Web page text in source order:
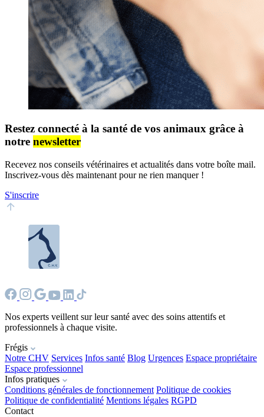
Restez connecté à la santé de vos animaux grâce à
notre newsletter
Recevez nos conseils vétérinaires et actualités dans votre boîte mail.
Inscrivez-vous dès maintenant pour ne rien manquer !
S'inscrire
Nos experts veillent sur leur santé avec des soins attentifs et
professionnels à chaque visite.
Frégis
Notre CHV Services Infos santé Blog Urgences Espace propriétaire
Espace professionnel
Infos pratiques
Conditions générales de fonctionnement Politique de cookies
Politique de confidentialité Mentions légales RGPD
Contact